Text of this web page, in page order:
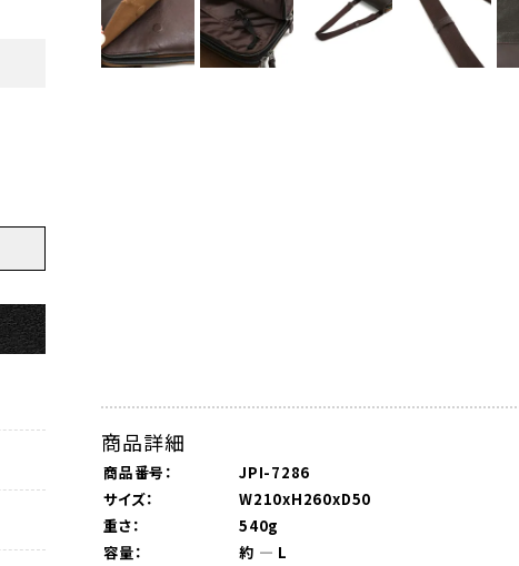
商品詳細
商品番号：
JPI-7286
サイズ：
W210xH260xD50
重さ：
540g
容量：
約 ― L